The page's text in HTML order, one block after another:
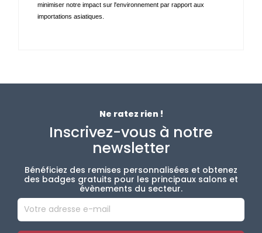
minimiser notre impact sur l'environnement par rapport aux
importations asiatiques.
Ne ratez rien !
Inscrivez-vous à notre
newsletter
Bénéficiez des remises personnalisées et obtenez
des badges gratuits pour les principaux salons et
évènements du secteur.